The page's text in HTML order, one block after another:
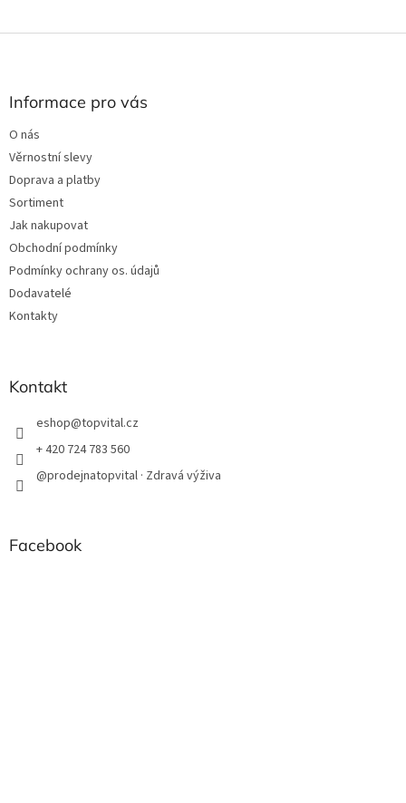
Z
Informace pro vás
O nás
Věrnostní slevy
Doprava a platby
Sortiment
Jak nakupovat
Obchodní podmínky
Podmínky ochrany os. údajů
Dodavatelé
Kontakty
Kontakt
eshop@topvital.cz
+ 420 724 783 560
@prodejnatopvital · Zdravá výživa
Facebook